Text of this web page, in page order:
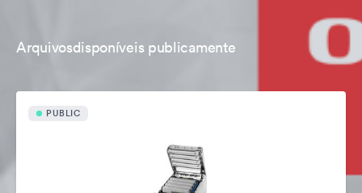
Arquivosdisponíveis publicamente
PUBLIC